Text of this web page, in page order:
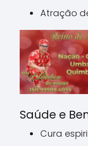
Atração
Saúde e
Cura